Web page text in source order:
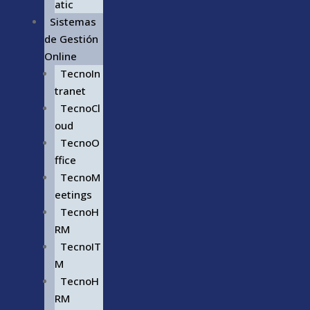
atic
Sistemas
de Gestión
Online
TecnoIn
tranet
TecnoCl
oud
TecnoO
ffice
TecnoM
eetings
TecnoH
RM
TecnoIT
M
TecnoH
RM